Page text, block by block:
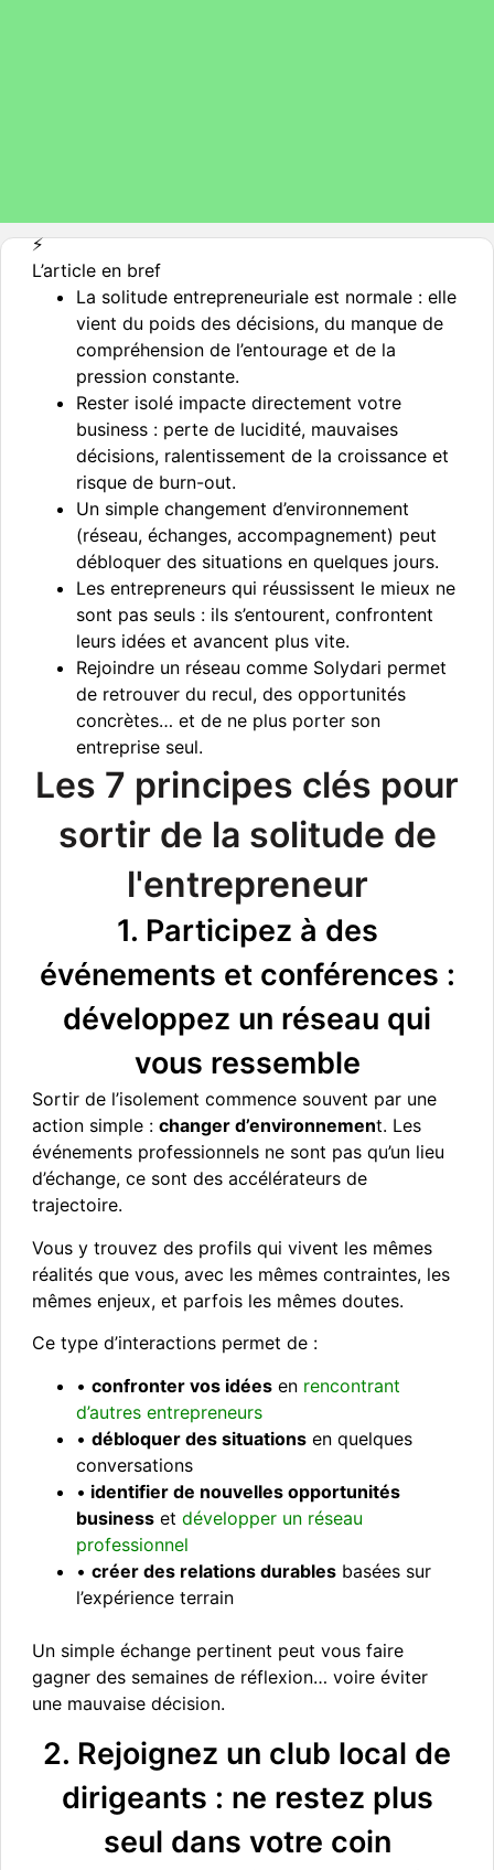
⚡️
L’article en bref
La solitude entrepreneuriale est normale : elle
vient du poids des décisions, du manque de
compréhension de l’entourage et de la
pression constante.
Rester isolé impacte directement votre
business : perte de lucidité, mauvaises
décisions, ralentissement de la croissance et
risque de burn-out.
Un simple changement d’environnement
(réseau, échanges, accompagnement) peut
débloquer des situations en quelques jours.
Les entrepreneurs qui réussissent le mieux ne
sont pas seuls : ils s’entourent, confrontent
leurs idées et avancent plus vite.
Rejoindre un réseau comme Solydari permet
de retrouver du recul, des opportunités
concrètes… et de ne plus porter son
entreprise seul.
Les 7 principes clés pour
sortir de la solitude de
l'entrepreneur
1. Participez à des
événements et conférences :
développez un réseau qui
vous ressemble
Sortir de l’isolement commence souvent par une
action simple : changer d’environnement. Les
événements professionnels ne sont pas qu’un lieu
d’échange, ce sont des accélérateurs de
trajectoire.
Vous y trouvez des profils qui vivent les mêmes
réalités que vous, avec les mêmes contraintes, les
mêmes enjeux, et parfois les mêmes doutes.
Ce type d’interactions permet de :
• confronter vos idéesen rencontrant
d’autres entrepreneurs
• débloquer des situationsen quelques
conversations
• identifier de nouvelles opportunités
businesset développer un réseau
professionnel
• créer des relations durablesbasées sur
l’expérience terrain
Un simple échange pertinent peut vous faire
gagner des semaines de réflexion… voire éviter
une mauvaise décision.
2. Rejoignez un club local de
dirigeants : ne restez plus
seul dans votre coin